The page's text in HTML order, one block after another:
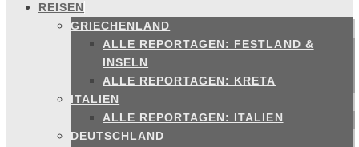
Inhalt
springen
REISEN
GRIECHENLAND
ALLE REPORTAGEN: FESTLAND &
INSELN
ALLE REPORTAGEN: KRETA
ITALIEN
ALLE REPORTAGEN: ITALIEN
DEUTSCHLAND